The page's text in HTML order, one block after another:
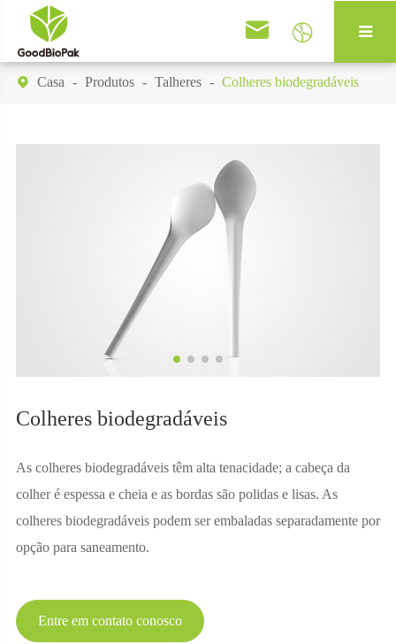
 
 Casa Produtos Talheres Colheres biodegradáveis
Colheres biodegradáveis
As colheres biodegradáveis têm alta tenacidade; a cabeça da
colher é espessa e cheia e as bordas são polidas e lisas. As
colheres biodegradáveis podem ser embaladas separadamente por
opção para saneamento.
Entre em contato conosco